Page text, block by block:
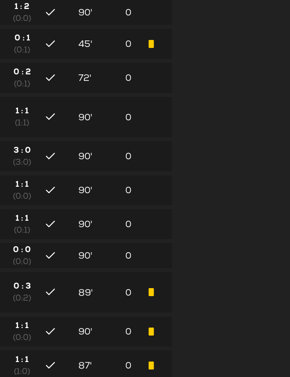
1 : 2
(0:0)
90' 0
0 : 1
(0:1)
45' 0
0 : 2
(0:1)
72' 0
1 : 1
(1:1)
90' 0
3 : 0
(3:0)
90' 0
1 : 1
(0:0)
90' 0
1 : 1
(0:1)
90' 0
0 : 0
(0:0)
90' 0
0 : 3
(0:2)
89' 0
1 : 1
(0:0)
90' 0
1 : 1
(1:0)
87' 0